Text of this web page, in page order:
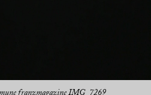
franzmagazine IMG_7269